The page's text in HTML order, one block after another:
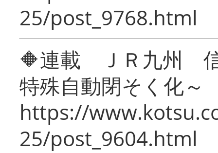
25/post_9768.html
🔶連載 ＪＲ九州 信
特殊自動閉そく化～
https://
25/post_9604.html